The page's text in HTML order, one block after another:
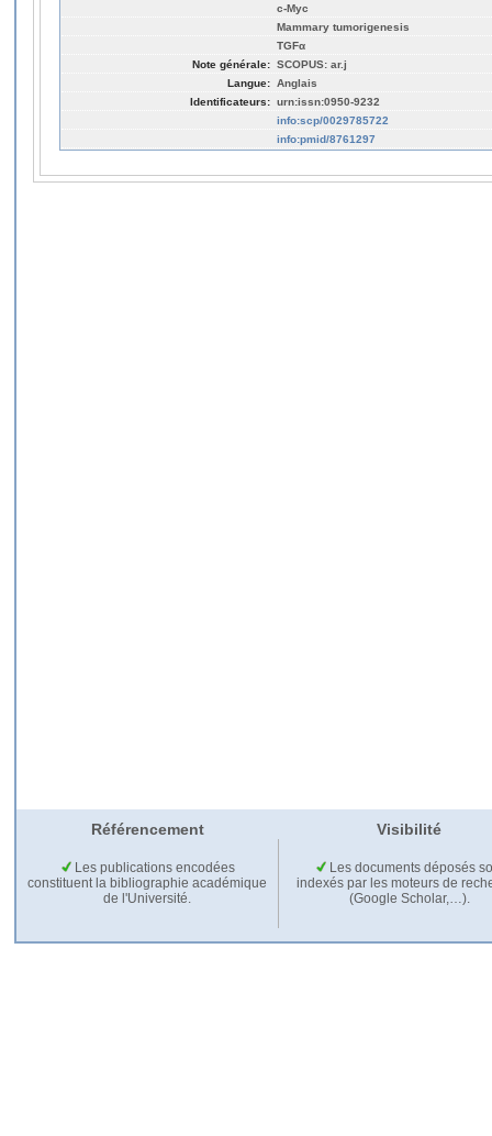
c-Myc
Mammary tumorigenesis
TGFα
Note générale: SCOPUS: ar.j
Langue: Anglais
Identificateurs: urn:issn:0950-9232
info:scp/0029785722
info:pmid/8761297
Référencement Visibilité
Les publications encodées
constituent la bibliographie académique
de l'Université.
Les documents déposés
indexés par les moteurs de
(Google Scholar,…).